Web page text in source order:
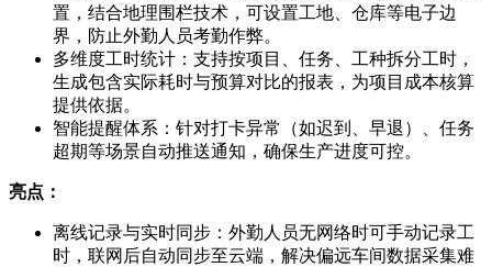
置，结合地理围栏技术，可设置工地、仓库等电子边
界，防止外勤人员考勤作弊。
多维度工时统计：支持按项目、任务、工种拆分工时，
生成包含实际耗时与预算对比的报表，为项目成本核算
提供依据。
智能提醒体系：针对打卡异常（如迟到、早退）、任务
超期等场景自动推送通知，确保生产进度可控。
亮点：
离线记录与实时同步：外勤人员无网络时可手动记录工
时，联网后自动同步至云端，解决偏远车间数据采集难